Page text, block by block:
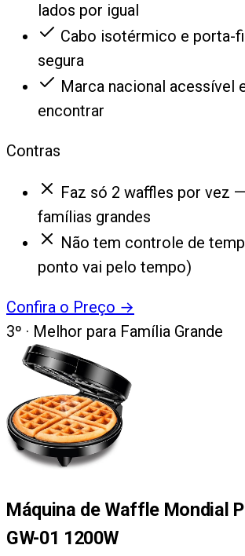
lados por igual
Cabo isotérmico e porta-
segura
Marca nacional acessível
encontrar
Contras
Faz só 2 waffles por vez
famílias grandes
Não tem controle de
ponto vai pelo tempo)
Confira o Preço →
3º · Melhor para Família Grande
Máquina de Waffle Mondial
GW-01 1200W